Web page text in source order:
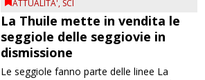
ATTUALITA', SCI
La Thuile mette in vendita le
seggiole delle seggiovie in
dismissione
Le seggiole fanno parte delle linee La